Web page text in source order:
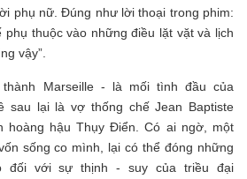
phụ nữ. Đúng như lời thoại trong phim:
phụ thuộc vào những điều lặt vặt và lịch
vậy”.
Marseille - là mối tình đầu của
sau lại là vợ thống chế Jean Baptiste
hoàng hậu Thụy Điển. Có ai ngờ, một
sống co mình, lại có thể đóng những
đối với sự thịnh - suy của triều đại